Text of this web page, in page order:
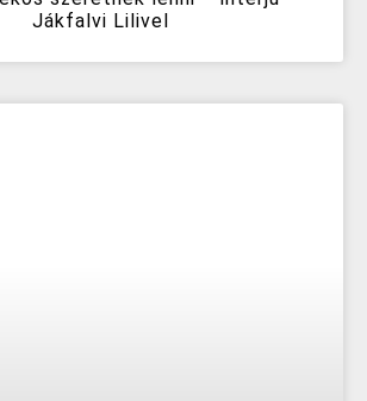
Jákfalvi Lilivel